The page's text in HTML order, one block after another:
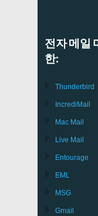
전자 메일
한:
Thunderbird
IncrediMail
Mac Mail
Live Mail
Entourage
EML
MSG
Gmail